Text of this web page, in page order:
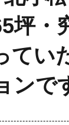
坪・
い
ン